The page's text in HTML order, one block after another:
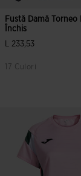
Fustă Damă Torneo
Închis
L 233,53
17 Culori
5 din 5 evaluări ale